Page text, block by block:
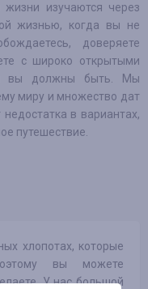
изучаются через
жизнью, когда вы не
доверяете
с широко открытыми
вы должны быть. Мы
миру и множество дат
в вариантах,
путешествие.
хлопотах, которые
вы можете
У нас большой